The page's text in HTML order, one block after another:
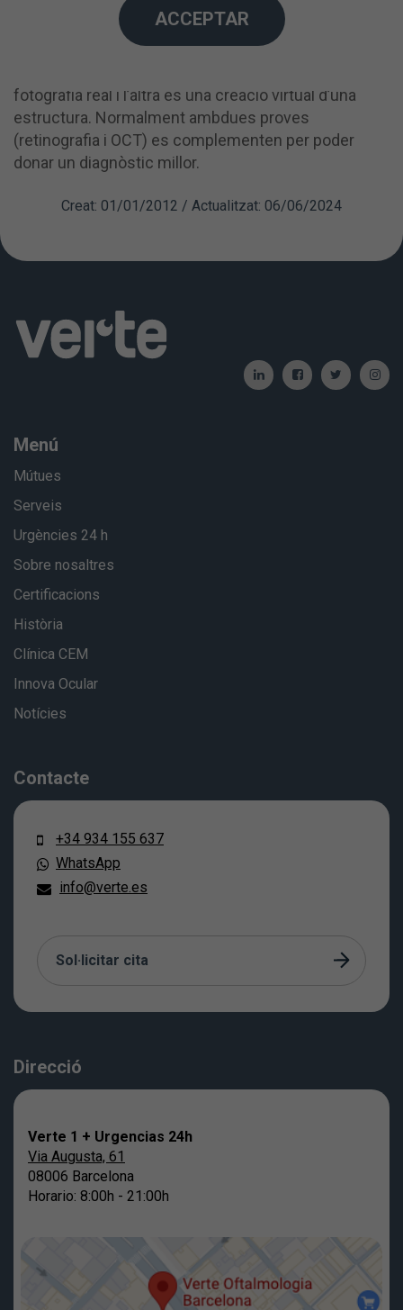
retina i el glaucoma.
L’OCT és una exploració virtual de l’estructura de la
fotografia real i l’altra és una creació virtual d’una
estructura. Normalment ambdues proves
(retinografia i OCT) es complementen per poder
donar un diagnòstic millor.
Creat: 01/01/2012 / Actualitzat: 06/06/2024
Menú
Mútues
Serveis
Urgències 24 h
Sobre nosaltres
Certificacions
Història
Clínica CEM
Innova Ocular
Notícies
Contacte
+34 934 155 637
WhatsApp
info@verte.es
Sol·licitar cita
Direcció
Verte 1 + Urgencias 24h
Via Augusta, 61
08006 Barcelona
Horario: 8:00h - 21:00h
ACCEPTAR